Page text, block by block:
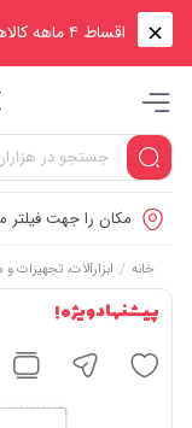
اقساط ۴ ماهه کالاها از طریق ترب پی، اسنپ پی و دیجی پی
مکان را جهت فیلتر
خانه / ابزارآلات، تجهیزات
پیشنهاد ویژه !